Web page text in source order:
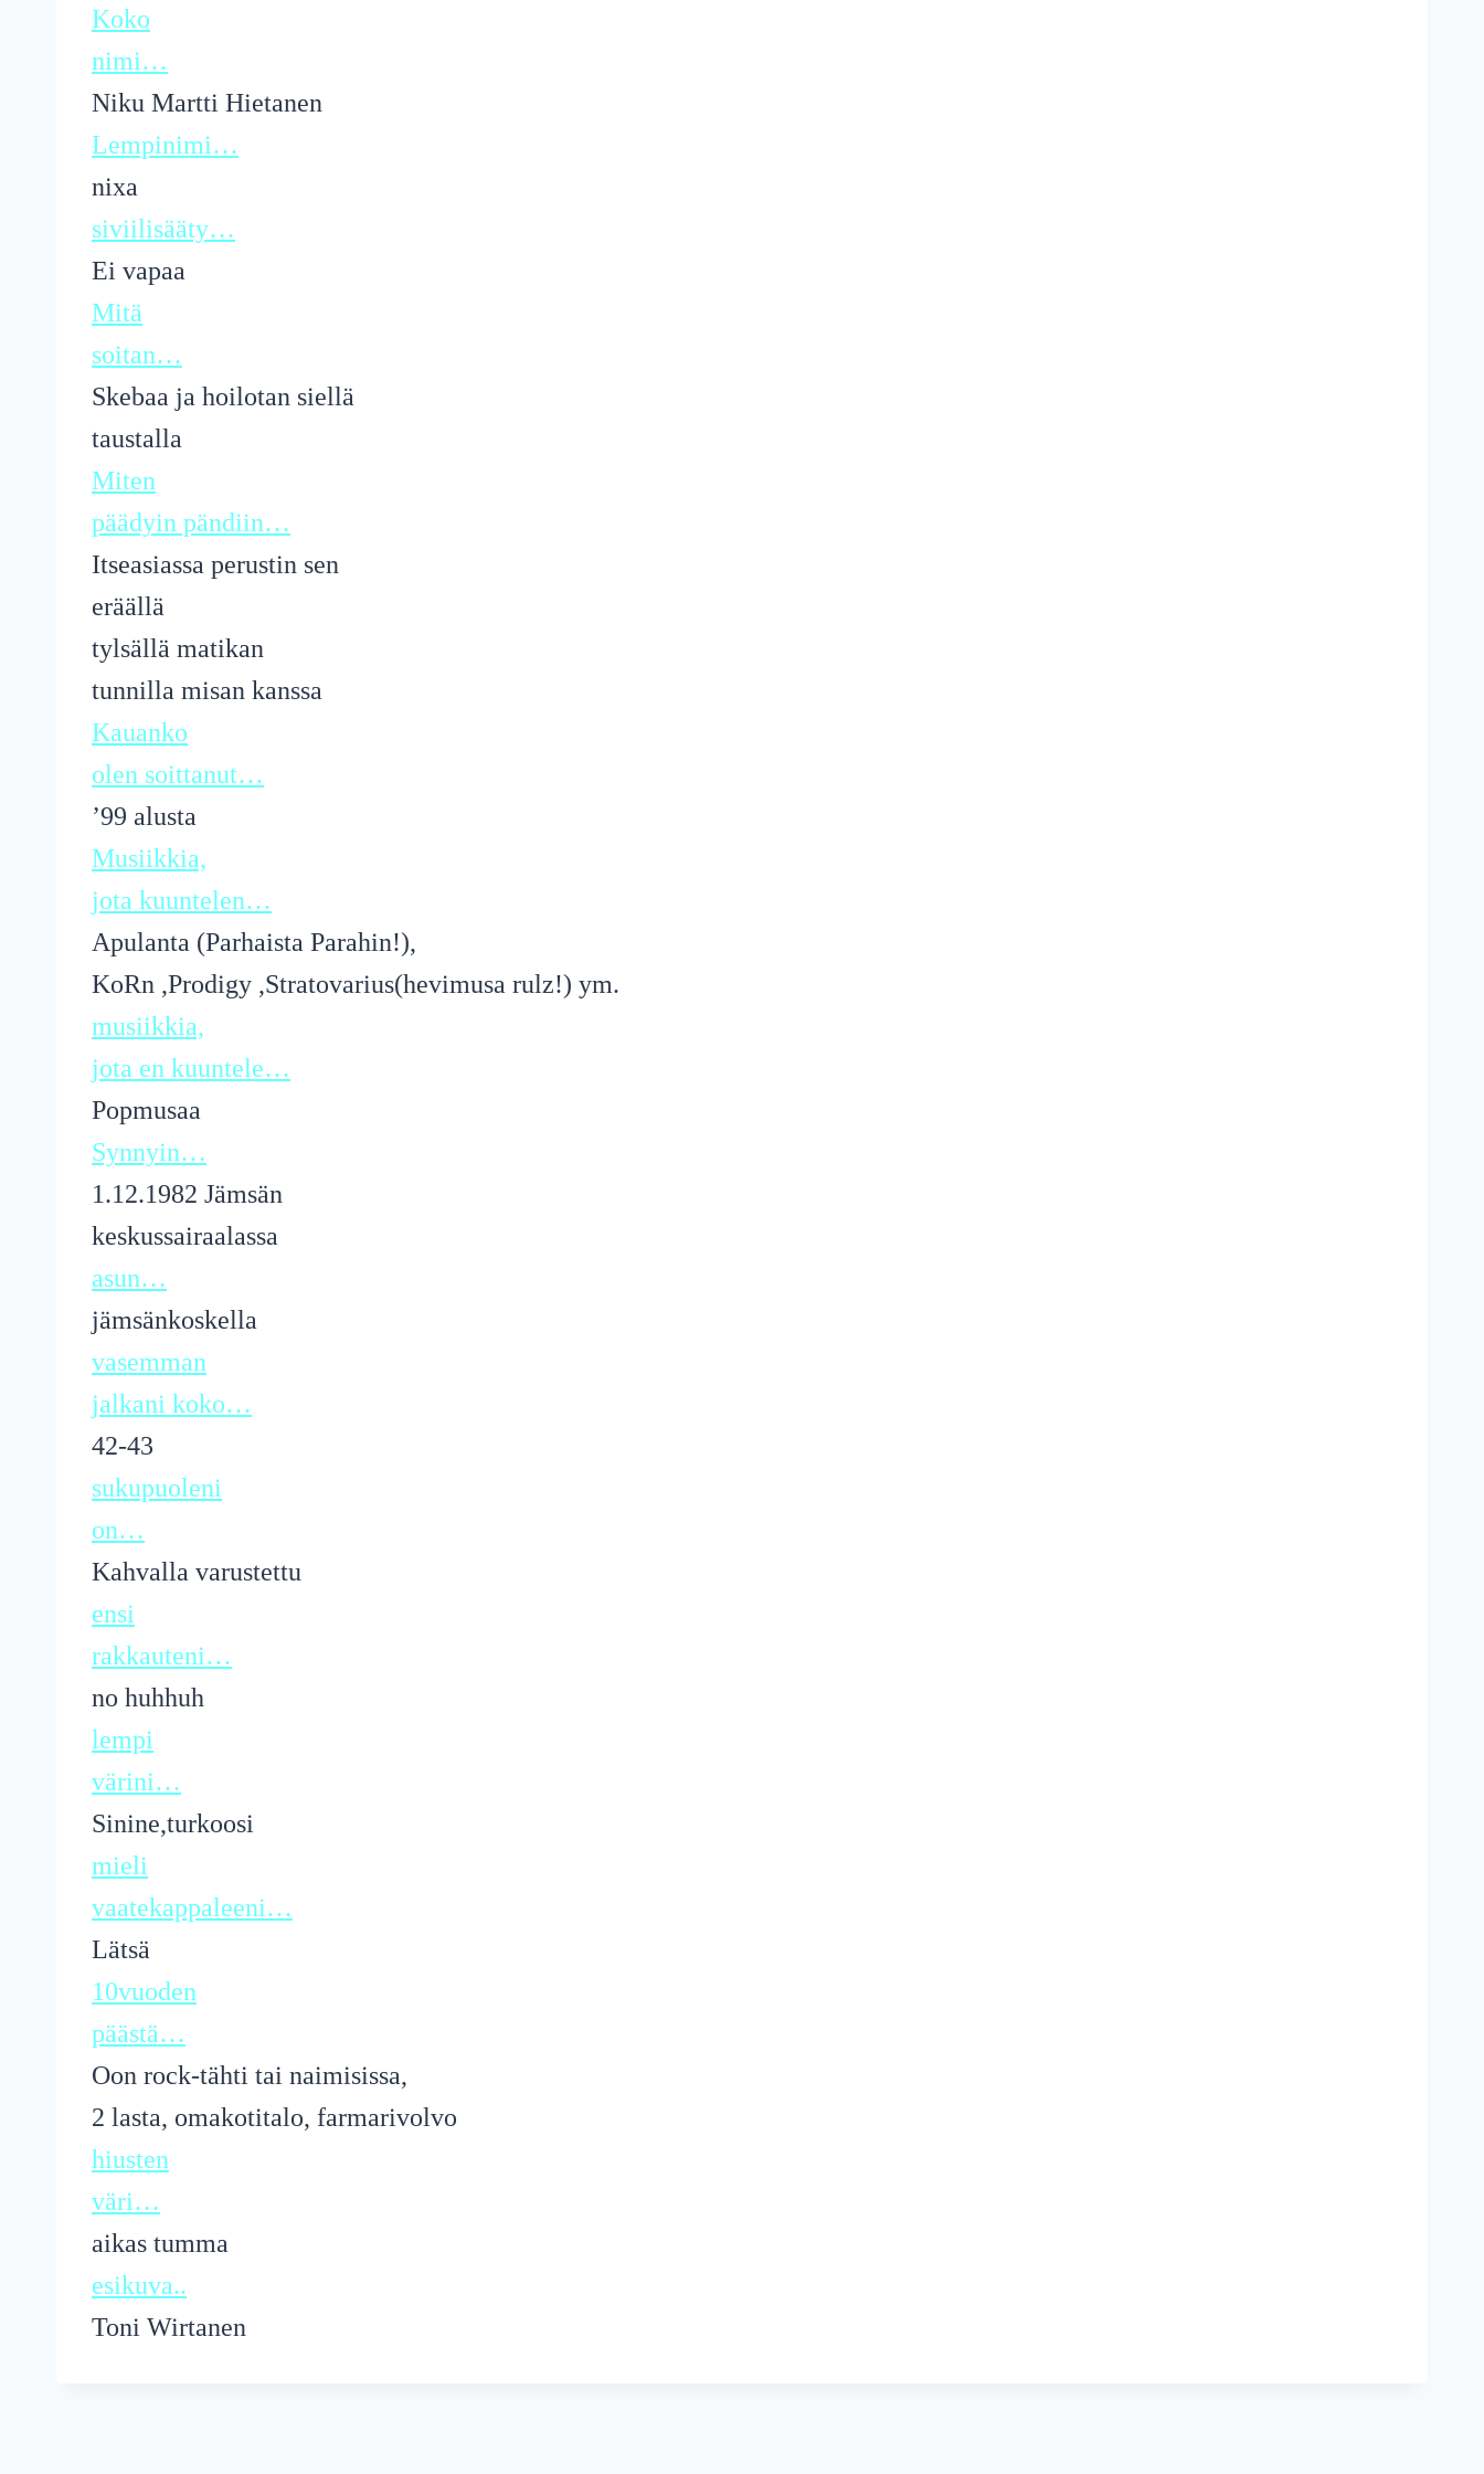
Koko
nimi…
Niku Martti Hietanen
Lempinimi…
nixa
siviilisääty…
Ei vapaa
Mitä
soitan…
Skebaa ja hoilotan siellä
taustalla
Miten
päädyin pändiin…
Itseasiassa perustin sen
eräällä
tylsällä matikan
tunnilla misan kanssa
Kauanko
olen soittanut…
’99 alusta
Musiikkia,
jota kuuntelen…
Apulanta (Parhaista Parahin!),
KoRn ,Prodigy ,Stratovarius(hevimusa rulz!) ym.
musiikkia,
jota en kuuntele…
Popmusaa
Synnyin…
1.12.1982 Jämsän
keskussairaalassa
asun…
jämsänkoskella
vasemman
jalkani koko…
42-43
sukupuoleni
on…
Kahvalla varustettu
ensi
rakkauteni…
no huhhuh
lempi
värini…
Sinine,turkoosi
mieli
vaatekappaleeni…
Lätsä
10vuoden
päästä…
Oon rock-tähti tai naimisissa,
2 lasta, omakotitalo, farmarivolvo
hiusten
väri…
aikas tumma
esikuva..
Toni Wirtanen